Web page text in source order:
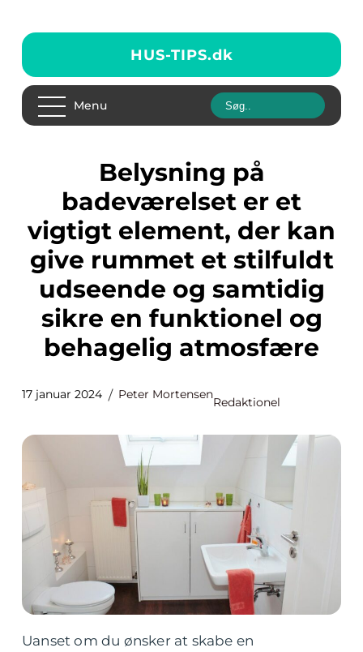
HUS-TIPS.dk
Menu
Belysning på
badeværelset er et
vigtigt element, der kan
give rummet et stilfuldt
udseende og samtidig
sikre en funktionel og
behagelig atmosfære
17 januar 2024 Peter Mortensen
Redaktionel
Uanset om du ønsker at skabe en